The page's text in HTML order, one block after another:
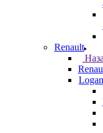
Renault